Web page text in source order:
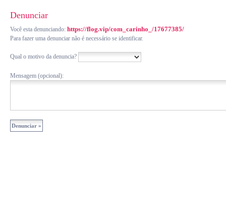
Denunciar
Você esta denunciando: https://flog.vip/com_carinho_/17677385/
Para fazer uma denunciar não é necessário se identificar.
Qual o motivo da denuncia?
Mensagem (opcional):